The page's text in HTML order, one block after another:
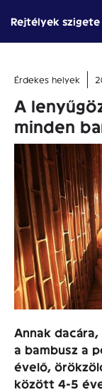
tartalomba
Rejtélyek szigete
Érdekes helyek
A
minden
Annak
a bambusz a
évelő,
között 4-5